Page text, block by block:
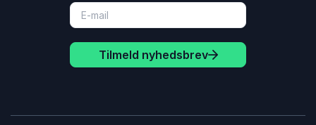
Tilmeld nyhedsbrev